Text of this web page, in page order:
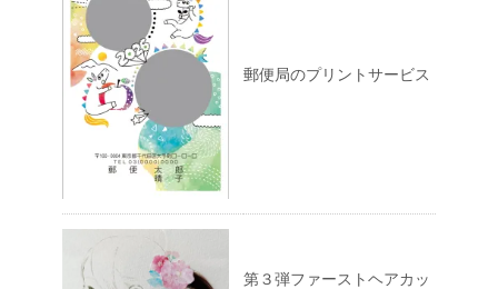
郵便局のプリントサービス
第３弾ファーストヘアカッ